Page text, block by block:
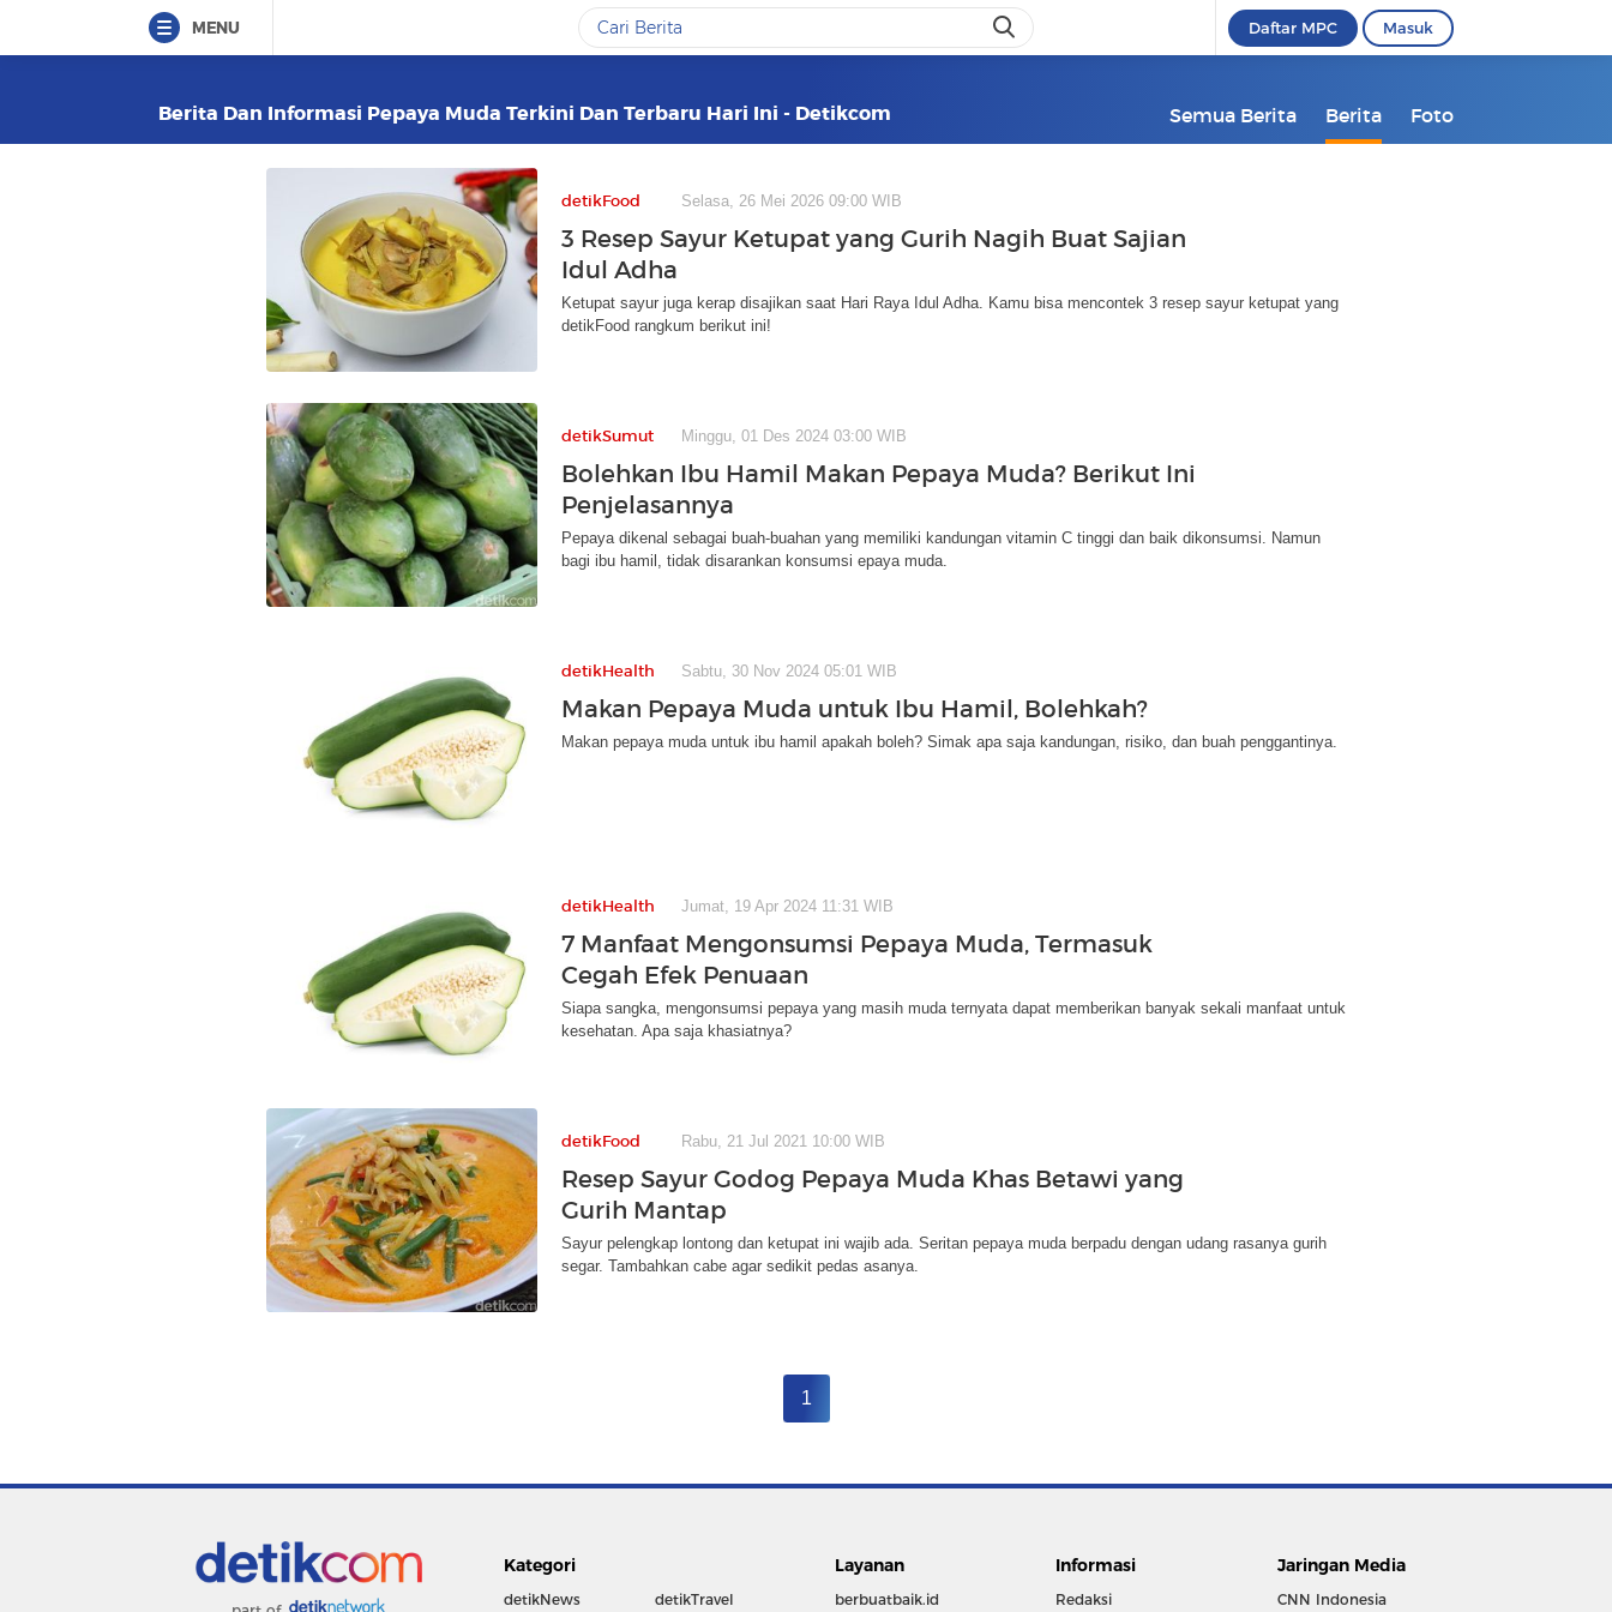
MENU Daftar MPC Masuk
Berita Dan Informasi Pepaya Muda Terkini Dan Terbaru Hari Ini - Detikcom Semua Berita Berita Foto
detikFood Selasa, 26 Mei 2026 09:00 WIB
3 Resep Sayur Ketupat yang Gurih Nagih Buat Sajian
Idul Adha
Ketupat sayur juga kerap disajikan saat Hari Raya Idul Adha. Kamu bisa mencontek 3 resep sayur ketupat yang
detikFood rangkum berikut ini!
detikSumut Minggu, 01 Des 2024 03:00 WIB
Bolehkan Ibu Hamil Makan Pepaya Muda? Berikut Ini
Penjelasannya
Pepaya dikenal sebagai buah-buahan yang memiliki kandungan vitamin C tinggi dan baik dikonsumsi. Namun
bagi ibu hamil, tidak disarankan konsumsi epaya muda.
detikHealth Sabtu, 30 Nov 2024 05:01 WIB
Makan Pepaya Muda untuk Ibu Hamil, Bolehkah?
Makan pepaya muda untuk ibu hamil apakah boleh? Simak apa saja kandungan, risiko, dan buah penggantinya.
detikHealth Jumat, 19 Apr 2024 11:31 WIB
7 Manfaat Mengonsumsi Pepaya Muda, Termasuk
Cegah Efek Penuaan
Siapa sangka, mengonsumsi pepaya yang masih muda ternyata dapat memberikan banyak sekali manfaat untuk
kesehatan. Apa saja khasiatnya?
detikFood Rabu, 21 Jul 2021 10:00 WIB
Resep Sayur Godog Pepaya Muda Khas Betawi yang
Gurih Mantap
Sayur pelengkap lontong dan ketupat ini wajib ada. Seritan pepaya muda berpadu dengan udang rasanya gurih
segar. Tambahkan cabe agar sedikit pedas asanya.
1
Kategori
detikNews detikTravel
Layanan
berbuatbaik.id
Informasi
Redaksi
Jaringan Media
CNN Indonesia